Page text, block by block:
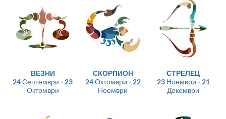
ВЕЗНИ
24 Септември - 23
Октомври
СКОРПИОН
24 Октомври - 22
Ноември
СТРЕЛЕЦ
23 Ноември - 21
Декември